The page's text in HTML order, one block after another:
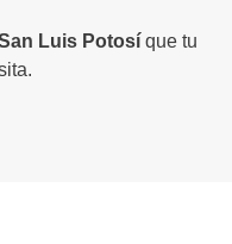
Luis Potosí que tu